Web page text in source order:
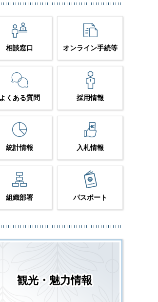
相談窓口 オンライン手続等
よくある質問 採用情報
統計情報 入札情報
組織部署 パスポート
観光・魅力情報